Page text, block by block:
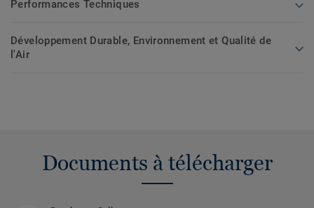
Performances Techniques
Développement Durable, Environnement et Qualité de
l'Air
Documents à télécharger